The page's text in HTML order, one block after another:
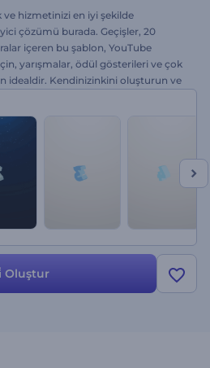
ve hizmetinizi en iyi şekilde
çözümü burada. Geçişler, 20
içeren bu şablon, YouTube
yarışmalar, ödül gösterileri ve çok
idealdir. Kendinizinkini oluşturun ve
için ayarlayın. Daima ücretsizdir!
Oluştur